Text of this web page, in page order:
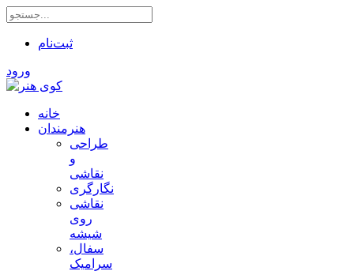
ثبت‌نام
ورود
خانه
هنرمندان
طراحی
و
نقاشی
نگارگری
نقاشی
روی
شیشه
سفال،
سرامیک